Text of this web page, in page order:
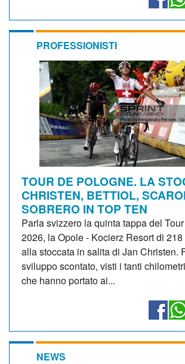
PROFESSIONISTI
TOUR DE POLOGNE. LA
CHRISTEN, BETTIOL,
SOBRERO IN TOP TEN
Parla svizzero la quinta tappa del
2026, la Opole - Kocierz Resort di
alla stoccata in salita di Jan Christen.
sviluppo scontato, visti i tanti
che hanno portato ai...
NEWS